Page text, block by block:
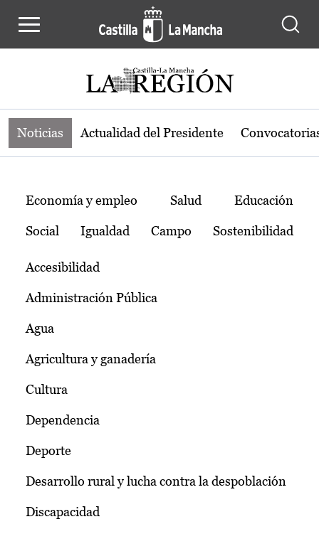
Noticias de la región de Castilla-La
Noticias Actualidad del Presidente
Temas
Economía y empleo Salud Educación
Social Igualdad Campo Sostenibilidad
Accesibilidad
Administración Pública
Agua
Agricultura y ganadería
Cultura
Dependencia
Deporte
Desarrollo rural y lucha contra la despoblación
Discapacidad